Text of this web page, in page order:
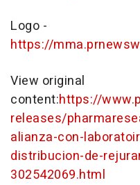
Logo -
https://
View original
content:https://
releases/
alianza-con-
distribucion-de-
302542069.html